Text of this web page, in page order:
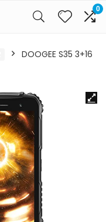
0
DOOGEE S35 3+16